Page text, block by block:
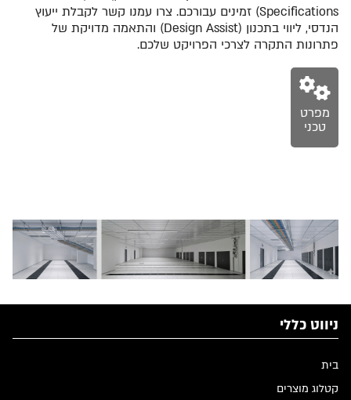
Specifications) זמינים עבורכם. צרו עמנו קשר לקבלת ייעוץ
הנדסי, ליווי בתכנון (Design Assist) והתאמה מדויקת של
פתרונות התקרה לצרכי הפרויקט שלכם.
מפרט
טכני
ניווט כללי
בית
קטלוג מוצרים